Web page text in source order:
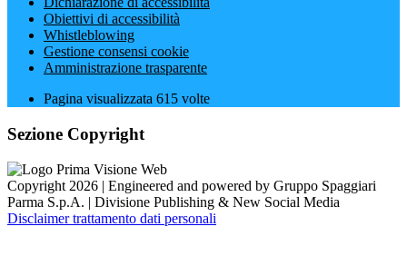
Obiettivi di accessibilità
Whistleblowing
Gestione consensi cookie
Amministrazione trasparente
Pagina visualizzata 615 volte
Sezione Copyright
Copyright 2026 | Engineered and powered by Gruppo Spaggiari
Parma S.p.A. | Divisione Publishing & New Social Media
Disclaimer trattamento dati personali